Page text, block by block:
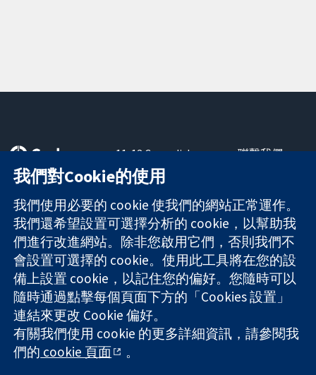
可信任實證
知情決定
更完善的健康照
護
11-13 Cavendish
Square
London
W1G 0AN
United Kingdom
聯繫我們
關於我們
工作機會
Cochrane
Library
The Cochrane Collaboration is a charity (no. 1045921) and a
company limited by guarantee (no. 03044323) registered in
England & Wales. VAT registration number GB 718 2127 49.
版權所有 © 2026 The Cochrane Collaboration
我們對Cookie的使用
我們使用必要的 cookie 使我們的網站正常運作。
我們還希望設置可選擇分析的 cookie，以幫助我
們進行改進網站。除非您啟用它們，否則我們不
會設置可選擇的 cookie。使用此工具將在您的設
備上設置 cookie，以記住您的偏好。您隨時可以
隨時通過點擊每個頁面下方的「Cookies 設置」
連結來更改 Cookie 偏好。
有關我們使用 cookie 的更多詳細資訊，請參閱我
們的 cookie 頁面 。